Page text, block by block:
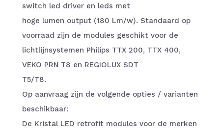
switch led driver en leds met
hoge lumen output (180 Lm/w). Standaard op
voorraad zijn de modules geschikt voor de
lichtlijnsystemen Philips TTX 200, TTX 400,
VEKO PRN T8 en REGIOLUX SDT
T5/T8.
Op aanvraag zijn de volgende opties / varianten
beschikbaar:
De Kristal LED retrofit modules voor de merken